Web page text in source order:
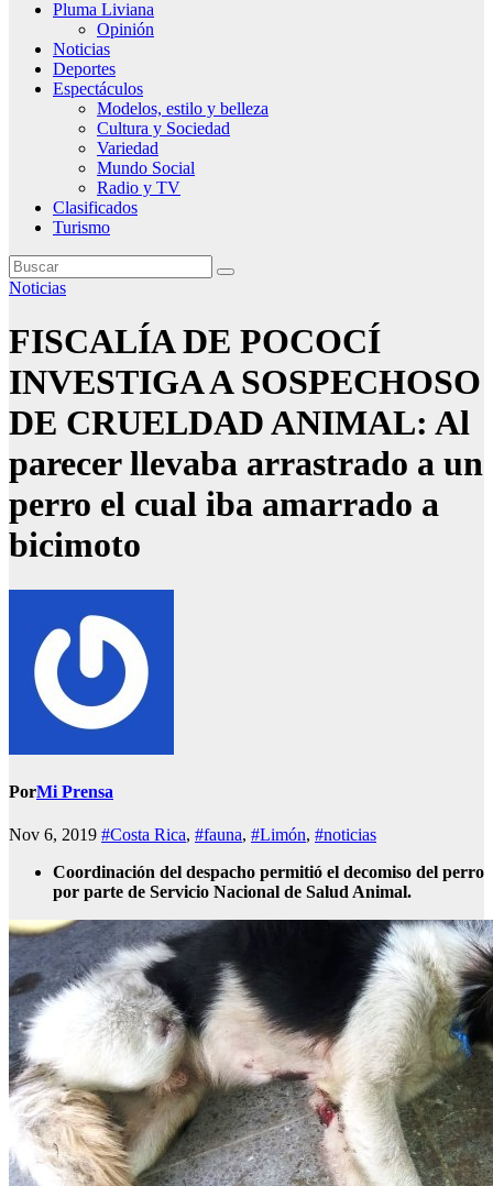
Pluma Liviana
Opinión
Noticias
Deportes
Espectáculos
Modelos, estilo y belleza
Cultura y Sociedad
Variedad
Mundo Social
Radio y TV
Clasificados
Turismo
Noticias
FISCALÍA DE POCOCÍ
INVESTIGA A SOSPECHOSO
DE CRUELDAD ANIMAL: Al
parecer llevaba arrastrado a un
perro el cual iba amarrado a
bicimoto
PorMi Prensa
Nov 6, 2019 #Costa Rica, #fauna, #Limón, #noticias
Coordinación del despacho permitió el decomiso del perro
por parte de Servicio Nacional de Salud Animal.